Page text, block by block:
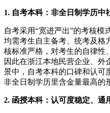
1. 自考本科：非全日制学历中
自考采用“宽进严出”的考核模
均需考生自主备考、统考及格
核标准严格，对考生的自律性
因此在浙江本地民营企业、外
景中，自考本科的口碑和认可
非全日制学历里含金量最高的
2. 函授本科：认可度稳定、通